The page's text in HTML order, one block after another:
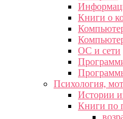
Книги о
ОС и сети
Психология,
Истории
Книги по